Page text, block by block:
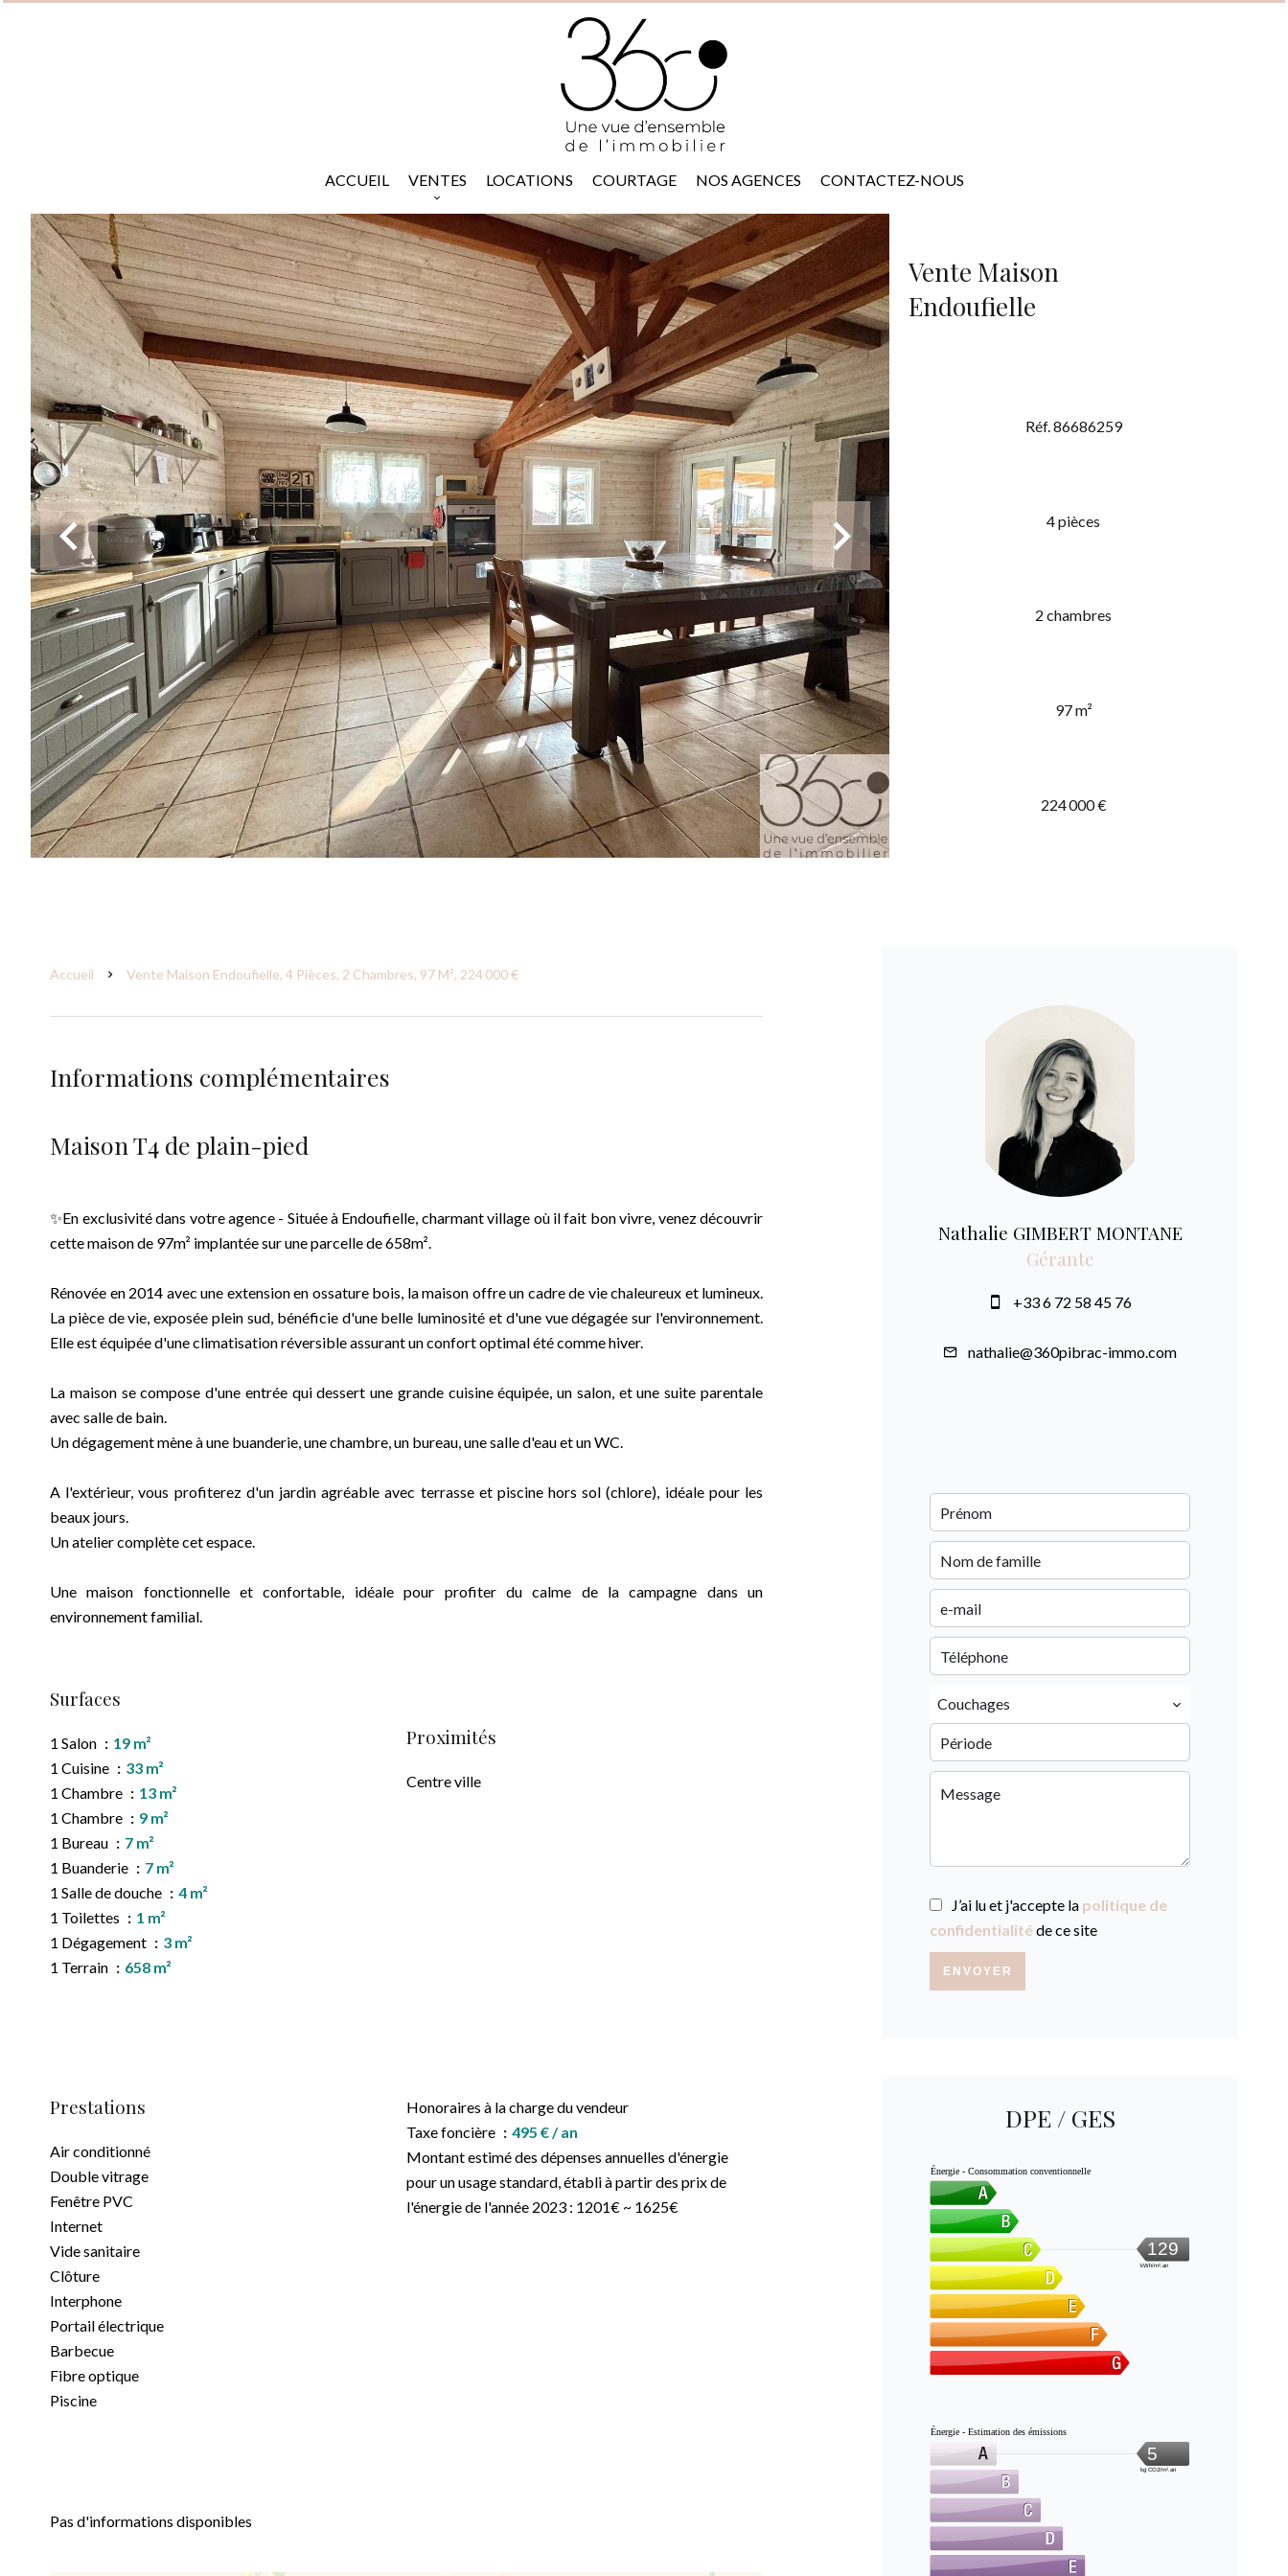
ACCUEIL VENTES LOCATIONS COURTAGE NOS AGENCES CONTACTEZ-NOUS
Vente Maison
Endoufielle
Réf. 86686259
4 pièces
2 chambres
97 m²
224 000 €
Accueil Vente Maison Endoufielle, 4 Pièces, 2 Chambres, 97 M², 224 000 €
Informations complémentaires
Maison T4 de plain-pied
✨En exclusivité dans votre agence - Située à Endoufielle, charmant village où il fait bon vivre, venez découvrir
cette maison de 97m² implantée sur une parcelle de 658m².
Rénovée en 2014 avec une extension en ossature bois, la maison offre un cadre de vie chaleureux et lumineux.
La pièce de vie, exposée plein sud, bénéficie d'une belle luminosité et d'une vue dégagée sur l'environnement.
Elle est équipée d'une climatisation réversible assurant un confort optimal été comme hiver.
La maison se compose d'une entrée qui dessert une grande cuisine équipée, un salon, et une suite parentale
avec salle de bain.
Un dégagement mène à une buanderie, une chambre, un bureau, une salle d'eau et un WC.
A l'extérieur, vous profiterez d'un jardin agréable avec terrasse et piscine hors sol (chlore), idéale pour les
beaux jours.
Un atelier complète cet espace.
Une maison fonctionnelle et confortable, idéale pour profiter du calme de la campagne dans un
environnement familial.
Surfaces
1 Salon
19 m²
1 Cuisine
33 m²
1 Chambre
13 m²
1 Chambre
9 m²
1 Bureau
7 m²
1 Buanderie
7 m²
1 Salle de douche
4 m²
1 Toilettes
1 m²
1 Dégagement
3 m²
1 Terrain
658 m²
Proximités
Centre ville
Prestations
Air conditionné
Double vitrage
Fenêtre PVC
Internet
Vide sanitaire
Clôture
Interphone
Portail électrique
Barbecue
Fibre optique
Piscine
Honoraires à la charge du vendeur
Taxe foncière
495 € / an
Montant estimé des dépenses annuelles d'énergie
pour un usage standard, établi à partir des prix de
l'énergie de l'année 2023 : 1201€ ~ 1625€
Pas d'informations disponibles
Nathalie GIMBERT MONTANE
Gérante
+33 6 72 58 45 76
nathalie@360pibrac-immo.com
Couchages
J’ai lu et j'accepte la politique de
confidentialitéde ce site
ENVOYER
DPE / GES
Énergie - Consommation conventionnelle
129
kWh/m².an
Énergie - Estimation des émissions
5
kg CO2/m².an